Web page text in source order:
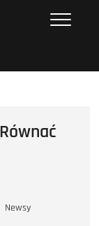
Newsy